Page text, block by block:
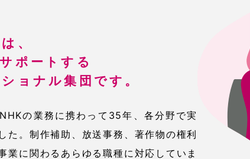
、
ポートする
ョナル集団です。
の業務に携わって35年、各分野で実
た。制作補助、放送事務、著作物の権利
業に関わるあらゆる職種に対応していま